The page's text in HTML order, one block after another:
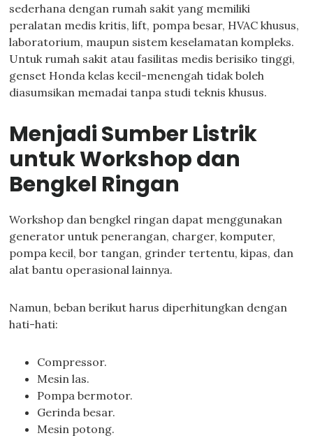
sederhana dengan rumah sakit yang memiliki
peralatan medis kritis, lift, pompa besar, HVAC khusus,
laboratorium, maupun sistem keselamatan kompleks.
Untuk rumah sakit atau fasilitas medis berisiko tinggi,
genset Honda kelas kecil-menengah tidak boleh
diasumsikan memadai tanpa studi teknis khusus.
Menjadi Sumber Listrik
untuk Workshop dan
Bengkel Ringan
Workshop dan bengkel ringan dapat menggunakan
generator untuk penerangan, charger, komputer,
pompa kecil, bor tangan, grinder tertentu, kipas, dan
alat bantu operasional lainnya.
Namun, beban berikut harus diperhitungkan dengan
hati-hati:
Compressor.
Mesin las.
Pompa bermotor.
Gerinda besar.
Mesin potong.